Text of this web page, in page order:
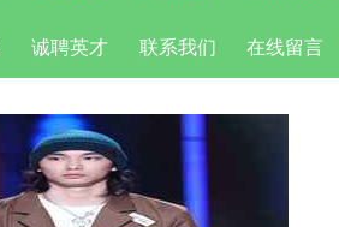
诚聘英才 联系我们 在线留言